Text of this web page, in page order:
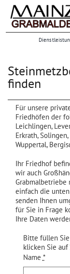
Zum
Inhalt
springen
finden
Für unsere
Friedhöfen der
Leichlingen,
Erkrath,
Wuppertal,
Ihr Friedhof
wir auch
Grabmalbetriebe
einfach die
senden Ihnen
für Sie in Frage
Ihre Daten
Bitte füllen
klicken Sie auf
Name *